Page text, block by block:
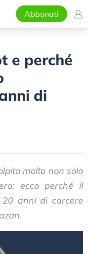
Abbonati
e perché
di
molto non solo
ecco perché il
anni di carcere